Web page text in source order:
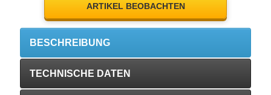
ARTIKEL BEOBACHTEN
BESCHREIBUNG
TECHNISCHE DATEN